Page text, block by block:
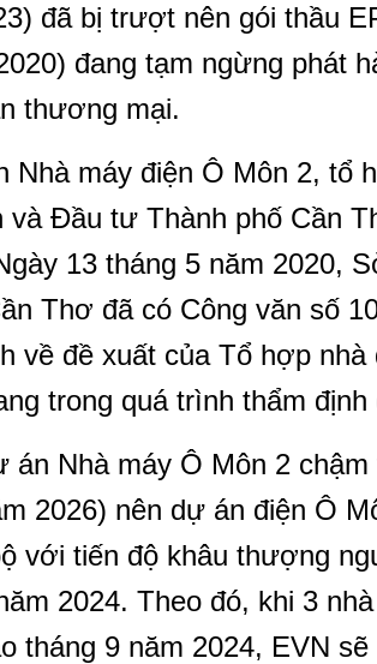
đã bị trượt nên gói thầu
đang tạm ngừng phát
thương mại.
Nhà máy điện Ô Môn 2, tổ
và Đầu tư Thành phố Cần
13 tháng 5 năm 2020,
Thơ đã có Công văn số
về đề xuất của Tổ hợp
trong quá trình thẩm định
án Nhà máy Ô Môn 2
2026) nên dự án điện Ô
với tiến độ khâu thượng
2024. Theo đó, khi 3
tháng 9 năm 2024, EVN